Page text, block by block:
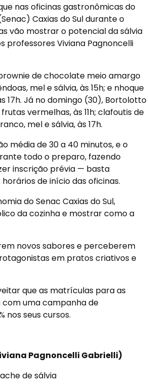
nas oficinas gastronômicas do
Caxias do Sul durante o
vão mostrar o potencial da sálvia
professores Viviana Pagnoncelli
de chocolate meio amargo
mel e sálvia, às 15h; e nhoque
17h. Já no domingo (30), Bortolotto
vermelhas, às 11h; clafoutis de
mel e sálvia, às 17h.
média de 30 a 40 minutos, e o
todo o preparo, fazendo
inscrição prévia — basta
de início das oficinas.
do Senac Caxias do Sul,
da cozinha e mostrar como a
novos sabores e perceberem
em pratos criativos e
que as matrículas para as
com uma campanha de
nos seus cursos.
Pagnoncelli Gabrielli)
de sálvia